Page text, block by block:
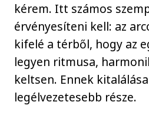
kérem. Itt számos
érvényesíteni kell: az
kifelé a térből, hogy az
legyen ritmusa,
keltsen. Ennek
legélvezetesebb része.